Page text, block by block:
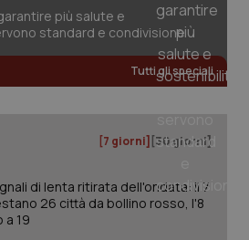
più salute e
standard e condivisione
Tutti gli speciali
[7 giorni] [30 giorni]
di lenta ritirata dell'ondata: il 7
26 città da bollino rosso, l'8
a 19
www.quotidianosanita.it